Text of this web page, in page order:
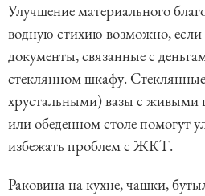
Улучшение материального
водную стихию возможно, если
документы, связанные с
стеклянном шкафу.
хрустальными) вазы с живыми
или обеденном столе помогут
избежать проблем с ЖКТ.
Раковина на кухне, чашки,